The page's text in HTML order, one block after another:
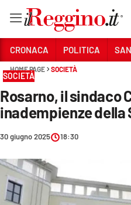
Sezioni
CRONACA
POLITICA
AMBIENTE
SOCIETÀ
CRONACA POLITICA
HOME PAGE SOCIETÀ
SOCIETÀ
Rosarno, il sindaco
inadempienze della
30 giugno 2025 18:30